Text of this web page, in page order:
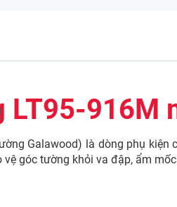
LT95-916M
Galawood) là dòng phụ
góc tường khỏi va đập, ẩm